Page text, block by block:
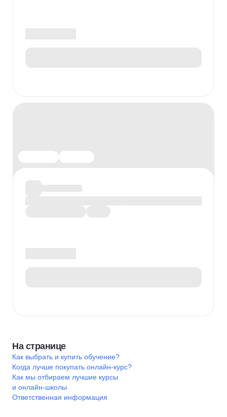
На странице
Как выбрать и купить обучение?
Когда лучше покупать онлайн-курс?
Как мы отбираем лучшие курсы
и онлайн-школы
Ответственная информация